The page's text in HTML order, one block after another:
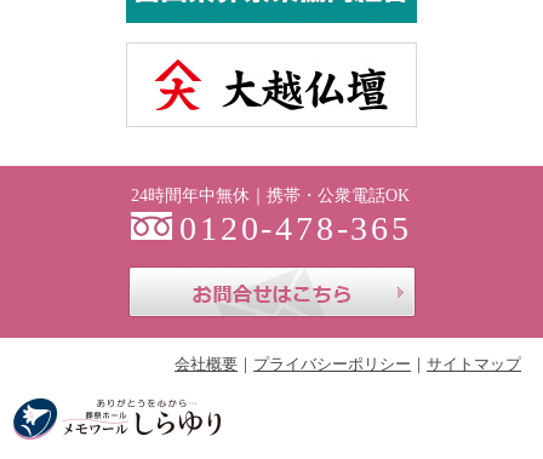
24時間年中無休｜携帯・公衆電話OK
0120-478-365
会社概要 プライバシーポリシー サイトマップ